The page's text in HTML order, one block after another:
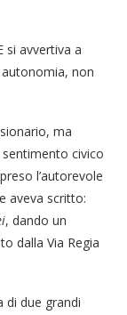
si avvertiva a
non
ma
civico
l’autorevole
aveva scritto:
, dando un
dalla Via Regia
di due grandi